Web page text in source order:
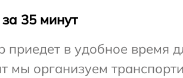
35 минут
в удобное время
мы организуем